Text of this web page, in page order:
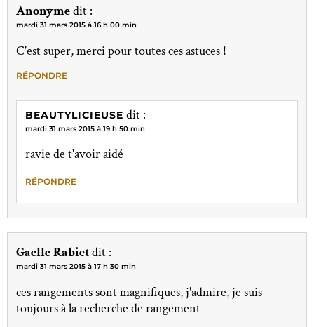
Anonymedit :
mardi 31 mars 2015 à 16 h 00 min
C'est super, merci pour toutes ces astuces !
RÉPONDRE
BEAUTYLICIEUSE dit :
mardi 31 mars 2015 à 19 h 50 min
ravie de t'avoir aidé
RÉPONDRE
Gaelle Rabietdit :
mardi 31 mars 2015 à 17 h 30 min
ces rangements sont magnifiques, j'admire, je suis
toujours à la recherche de rangement